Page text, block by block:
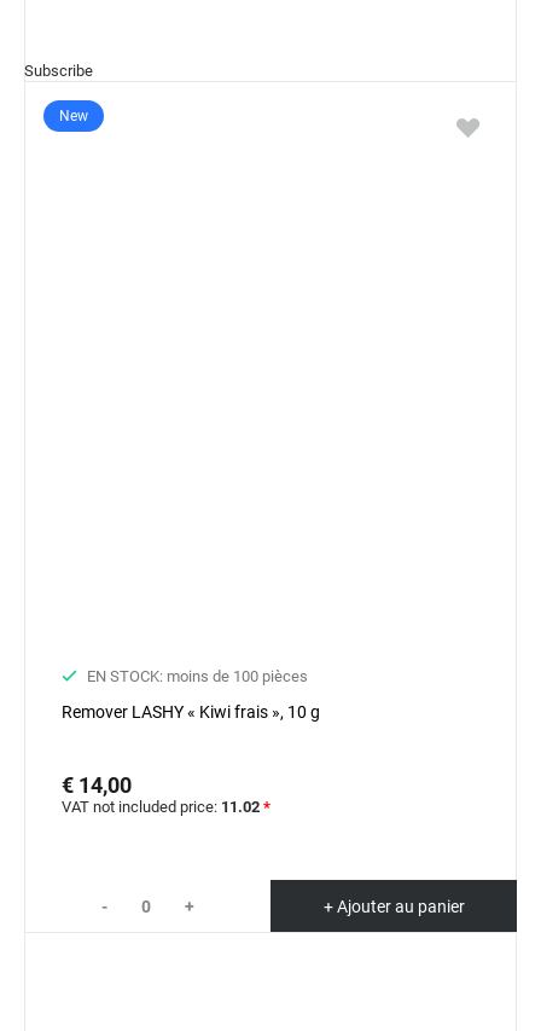
Subscribe
New
EN STOCK: moins de 100 pièces
Remover LASHY « Kiwi frais », 10 g
€ 14,00
VAT not included price: 11.02 *
- + + Ajouter au panier